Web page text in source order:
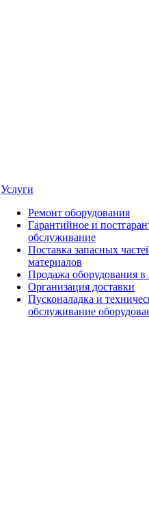
Услуги
Ремонт оборудования
Гарантийное и
обслуживание
Поставка запасных
материалов
Продажа оборудования в
Организация доставки
Пусконаладка и
обслуживание